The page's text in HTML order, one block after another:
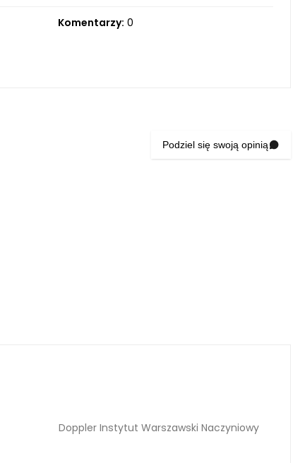
Komentarzy: 0
Podziel się swoją opinią
Doppler Instytut Warszawski Naczyniowy